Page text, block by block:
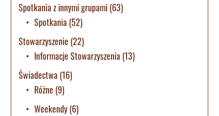
Spotkania z innymi grupami (63)
Spotkania (52)
Stowarzyszenie (22)
Informacje Stowarzyszenia (13)
Świadectwa (16)
Różne (9)
Weekendy(6)